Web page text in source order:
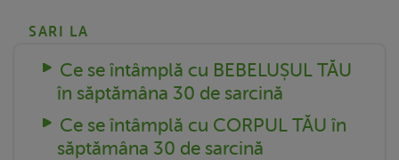
SARI LA
Ce se întâmplă cu BEBELUȘUL TĂU
în săptămâna 30 de sarcină
Ce se întâmplă cu CORPUL TĂU în
săptămâna 30 de sarcină